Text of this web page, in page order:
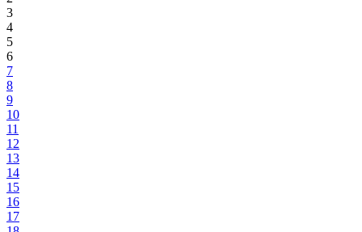
3
4
5
6
7
8
9
10
11
12
13
14
15
16
17